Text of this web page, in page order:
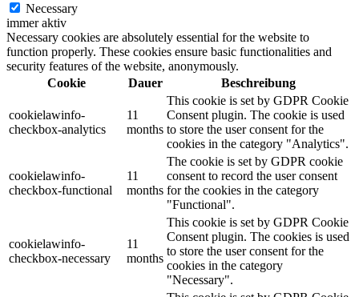
Necessary
immer aktiv
Necessary cookies are absolutely essential for the website to
function properly. These cookies ensure basic functionalities and
security features of the website, anonymously.
Cookie
Dauer Beschreibung
cookielawinfo-
checkbox-analytics
11
months
This cookie is set by GDPR Cookie
Consent plugin. The cookie is used
to store the user consent for the
cookies in the category "Analytics".
cookielawinfo-
checkbox-functional
11
months
The cookie is set by GDPR cookie
consent to record the user consent
for the cookies in the category
"Functional".
cookielawinfo-
checkbox-necessary
11
months
This cookie is set by GDPR Cookie
Consent plugin. The cookies is used
to store the user consent for the
cookies in the category
"Necessary".